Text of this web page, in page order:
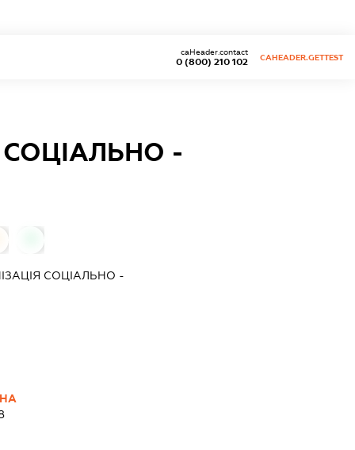
0 (800) 210 102
caHeader.contact
CAHEADER.GETTEST
СОЦІАЛЬНО -
СОЦІАЛЬНО -